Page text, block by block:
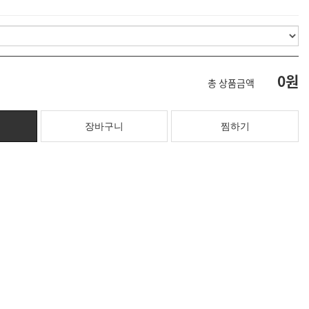
총 상품금액 0원
찜하기